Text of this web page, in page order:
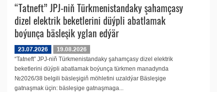
“Tatneft” JPJ-niň Türkmenistandaky şahamçasy
dizel elektrik beketlerini düýpli abatlamak
boýunça bäsleşik yglan edýär
23.07.2026
19.08.2026
“Tatneft” JPJ-niň Türkmenistandaky şahamçasy dizel elektrik
beketlerini düýpli abatlamak boýunça türkmen manadynda
№2026/38 belgili bäsleşigiň möhletini uzaldýar Bäsleşige
gatnaşmak üçin: bäsleşige gatnaşmaga...